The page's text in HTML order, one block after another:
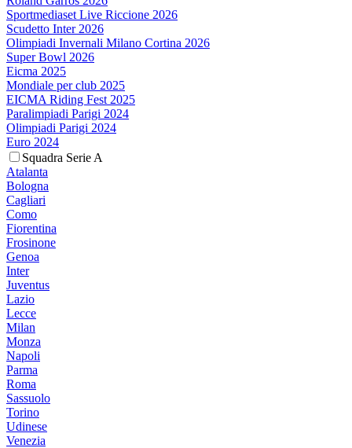
Sportmediaset Live Riccione 2026
Scudetto Inter 2026
Olimpiadi Invernali Milano Cortina 2026
Super Bowl 2026
Eicma 2025
Mondiale per club 2025
EICMA Riding Fest 2025
Paralimpiadi Parigi 2024
Olimpiadi Parigi 2024
Euro 2024
Squadra Serie A
Atalanta
Bologna
Cagliari
Como
Fiorentina
Frosinone
Genoa
Inter
Juventus
Lazio
Lecce
Milan
Monza
Napoli
Parma
Roma
Sassuolo
Torino
Udinese
Venezia